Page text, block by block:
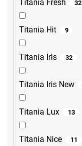
Titania Fresh 32
Titania Hit 9
Titania Iris 32
Titania Iris New
Titania Lux 13
Titania Nice 11